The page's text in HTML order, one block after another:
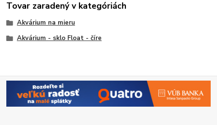
Tovar zaradený v kategóriách
Akvárium na mieru
Akvárium - sklo Float - číre